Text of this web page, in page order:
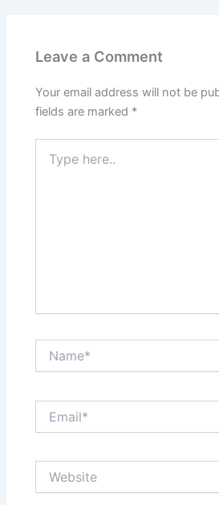
Leave a Comment
Your email address will not be
fields are marked *
here..